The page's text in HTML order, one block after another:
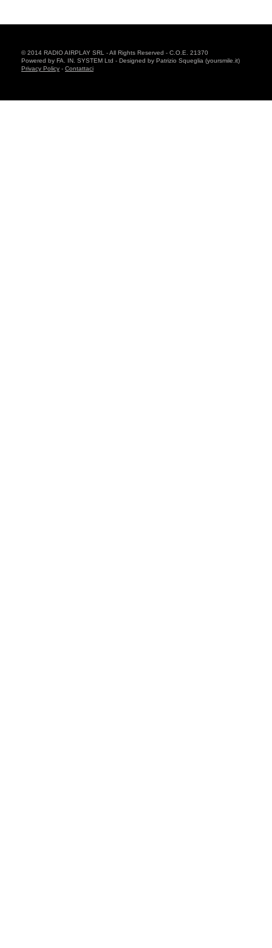
© 2014 RADIO AIRPLAY SRL - All Rights Reserved - C.O.E. 21370
Powered by FA. IN. SYSTEM Ltd - Designed by Patrizio Squeglia (yoursmile.it)
Privacy Policy - Contattaci